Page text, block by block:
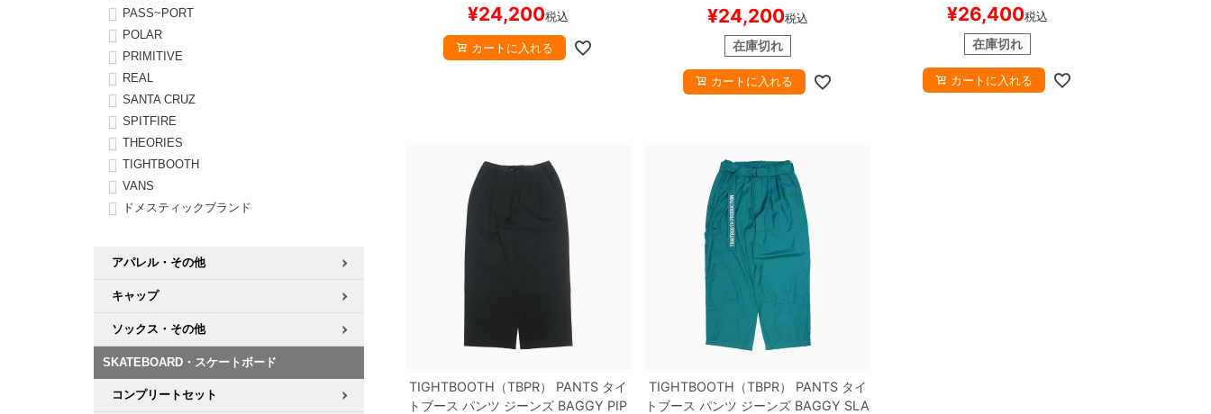
PASS~PORT
POLAR
PRIMITIVE
REAL
SANTA CRUZ
SPITFIRE
THEORIES
TIGHTBOOTH
VANS
ドメスティックブランド
アパレル・その他
キャップ
ソックス・その他
SKATEBOARD・スケートボード
コンプリートセット
¥24,200税込
カートに入れる
¥24,200税込
在庫切れ
カートに入れる
¥26,400税込
在庫切れ
カートに入れる
TIGHTBOOTH（TBPR） PANTSタイ
トブース パンツ ジーンズ BAGGY PIP
TIGHTBOOTH（TBPR） PANTSタイ
トブース パンツ ジーンズ BAGGY SLA